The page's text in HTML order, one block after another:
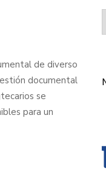
de diverso
documental
se
para un